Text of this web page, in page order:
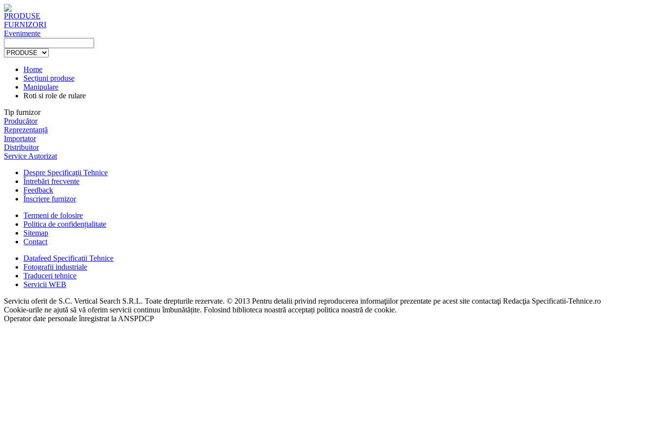
PRODUSE
FURNIZORI
Evenimente
Home
Secțiuni produse
Manipulare
Roti si role de rulare
Tip furnizor
Producător
Reprezentanță
Importator
Distribuitor
Service Autorizat
Despre Specificaţii Tehnice
Întrebări frecvente
Feedback
Înscriere furnizor
Termeni de folosire
Politica de confidențialitate
Sitemap
Contact
Datafeed Specificatii Tehnice
Fotografii industriale
Traduceri tehnice
Servicii WEB
Serviciu oferit de S.C. Vertical Search S.R.L. Toate drepturile rezervate. © 2013 Pentru detalii privind reproducerea informaţiilor prezentate pe acest site contactaţi Redacţia Specificatii-Tehnice.ro
Cookie-urile ne ajută să vă oferim servicii continuu îmbunătățite. Folosind biblioteca noastră acceptați politica noastră de cookie.
Operator date personale înregistrat la ANSPDCP